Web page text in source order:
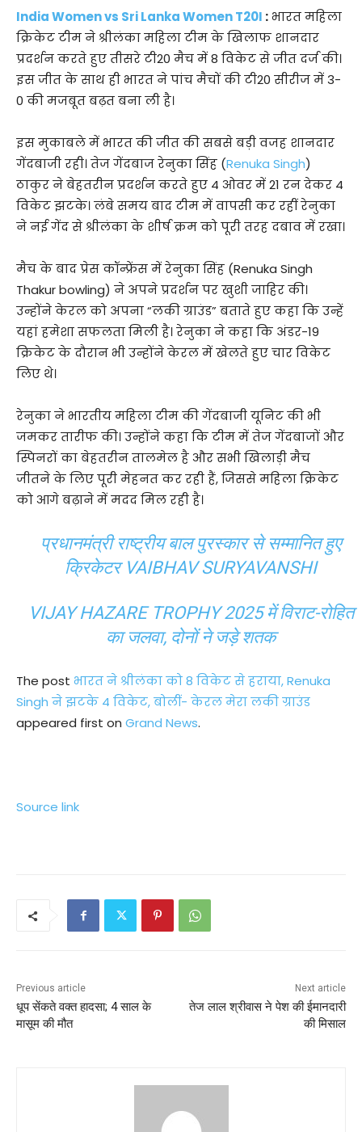
India Women vs Sri Lanka Women T20I :भारत महिला
क्रिकेट टीम ने श्रीलंका महिला टीम के खिलाफ शानदार
प्रदर्शन करते हुए तीसरे टी20 मैच में 8 विकेट से जीत दर्ज की।
इस जीत के साथ ही भारत ने पांच मैचों की टी20 सीरीज में 3-
0 की मजबूत बढ़त बना ली है।
इस मुकाबले में भारत की जीत की सबसे बड़ी वजह शानदार
गेंदबाजी रही। तेज गेंदबाज रेनुका सिंह (Renuka Singh)
ठाकुर ने बेहतरीन प्रदर्शन करते हुए 4 ओवर में 21 रन देकर 4
विकेट झटके। लंबे समय बाद टीम में वापसी कर रहीं रेनुका
ने नई गेंद से श्रीलंका के शीर्ष क्रम को पूरी तरह दबाव में रखा।
मैच के बाद प्रेस कॉन्फ्रेंस में रेनुका सिंह (Renuka Singh
Thakur bowling) ने अपने प्रदर्शन पर खुशी जाहिर की।
उन्होंने केरल को अपना “लकी ग्राउंड” बताते हुए कहा कि उन्हें
यहां हमेशा सफलता मिली है। रेनुका ने कहा कि अंडर-19
क्रिकेट के दौरान भी उन्होंने केरल में खेलते हुए चार विकेट
लिए थे।
रेनुका ने भारतीय महिला टीम की गेंदबाजी यूनिट की भी
जमकर तारीफ की। उन्होंने कहा कि टीम में तेज गेंदबाजों और
स्पिनरों का बेहतरीन तालमेल है और सभी खिलाड़ी मैच
जीतने के लिए पूरी मेहनत कर रही हैं, जिससे महिला क्रिकेट
को आगे बढ़ाने में मदद मिल रही है।
प्रधानमंत्री राष्ट्रीय बाल पुरस्कार से सम्मानित हुए
क्रिकेटर VAIBHAV SURYAVANSHI
VIJAY HAZARE TROPHY 2025 में विराट-रोहित
का जलवा, दोनों ने जड़े शतक
The post भारत ने श्रीलंका को 8 विकेट से हराया, Renuka
Singh ने झटके 4 विकेट, बोलीं- केरल मेरा लकी ग्राउंड
appeared first on Grand News.
Source link
Previous article
धूप सेंकते वक्त हादसा; 4 साल के
मासूम की मौत
Next article
तेज लाल श्रीवास ने पेश की ईमानदारी
की मिसाल